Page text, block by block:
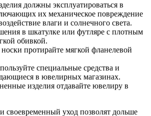
должны эксплуатироваться в
их механическое повреждение
влаги и солнечного света.
в шкатулке или футляре с плотным
обивкой.
протирайте мягкой фланелевой
специальные средства и
в ювелирных магазинах.
изделия отдавайте ювелиру в
своевременный уход позволят дольше